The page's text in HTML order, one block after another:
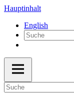
Hauptinhalt
English